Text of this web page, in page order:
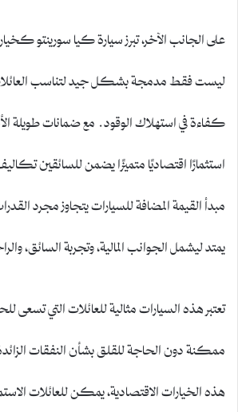
على الجانب الآخر، تبرز سيارة كيا سورينتو
ليست فقط مدمجة بشكل جيد لتناسب
كفاءة في استهلاك الوقود. مع ضمانات طويلة
استثمارًا اقتصاديًا متميزًا يضمن للسائقين
مبدأ القيمة المضافة للسيارات يتجاوز مجرد
يمتد ليشمل الجوانب المالية، وتجربة السائق،
تعتبر هذه السيارات مثالية للعائلات التي
ممكنة دون الحاجة للقلق بشأن النفقات
هذه الخيارات الاقتصادية، يمكن للعائلات